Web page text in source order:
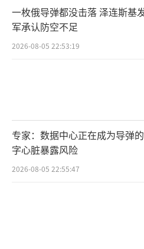
一枚俄导弹都没击落 泽连斯基
军承认防空不足
2026-08-05 22:53:19
专家：数据中心正在成为导弹
字心脏暴露风险
2026-08-05 22:55:47